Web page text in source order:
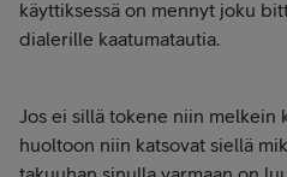
käyttiksessä on mennyt joku
dialerille kaatumatautia.
Jos ei sillä tokene niin melkein
huoltoon niin katsovat siellä